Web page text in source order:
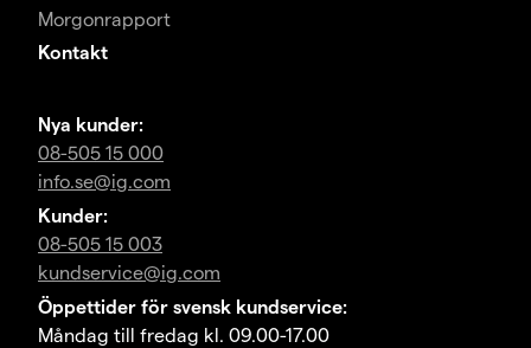
Morgonrapport
Kontakt
Nya kunder:
08-505 15 000
info.se@ig.com
Kunder:
08-505 15 003
kundservice@ig.com
Öppettider för svensk kundservice:
Måndag till fredag kl. 09.00-17.00